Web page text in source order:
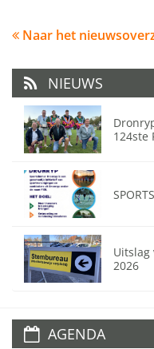
Naar het
NIEUWS
124ste
Uitslag
2026
AGENDA